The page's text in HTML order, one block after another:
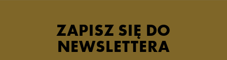
ZAPISZ SIĘ DO
NEWSLETTERA